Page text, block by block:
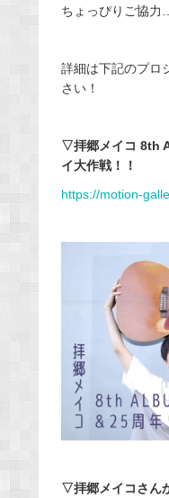
ちょっぴりご協
詳細は下記のプロ
さい！
▽拝郷メイコ 8th
イ大作戦！！
https://motion-
▽拝郷メイコさん